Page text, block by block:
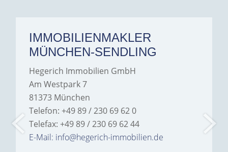
IMMOBILIENMAKLER
MÜNCHEN-SENDLING
Hegerich Immobilien GmbH
Am Westpark 7
81373 München
Telefon: +49 89 / 230 69 62 0
Telefax: +49 89 / 230 69 62 44
E-Mail: info@hegerich-immobilien.de